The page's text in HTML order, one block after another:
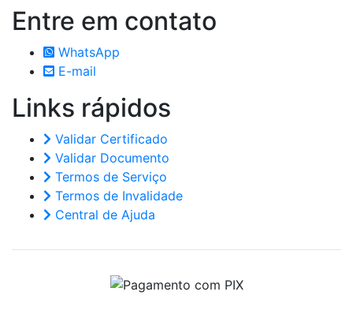
Entre em contato
WhatsApp
E-mail
Links rápidos
Validar Certificado
Validar Documento
Termos de Serviço
Termos de Invalidade
Central de Ajuda